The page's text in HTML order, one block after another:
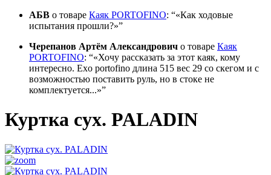
АБВ о товаре Каяк PORTOFINO:
«Как ходовые
испытания прошли?»
Черепанов Артём Александрович о товаре Каяк
PORTOFINO:
«Хочу рассказать за этот каяк, кому
интересно. Exo portofino длина 515 вес 29 со скегом и с
возможностью поставить руль, но в стоке не
комплектуется...»
Куртка сух. PALADIN